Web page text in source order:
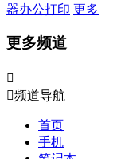
器办公打印 更多
更多频道

频道导航
首页
手机